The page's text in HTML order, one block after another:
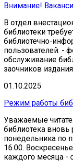
Внимание!
В отдел
библиотеки
библиотечно-
пользователей: -
обслуживание
заочников
01.10.2025
Режим работы
Уважаемые
библиотека
понедельника по
16.00.
каждого месяца -